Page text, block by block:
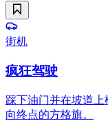
街机
疯狂驾驶
踩下油门并在坡道
向终点的方格旗。